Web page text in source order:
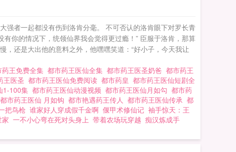
强者一起都没有伤到洛肯分毫。 不可否认的洛肯眼下对罗长青
你的情况下，统领仙界我会觉得更过瘾！” 臣服于洛肯，那算
，还是大出他的意料之外，他嘿嘿笑道：“好小子，今天我让
药王免费全集 都市药王医仙全集 都市药王医圣奶爸 都市药王
王医圣 都市药王医仙免费阅读 都市药皇 都市药王医仙短剧全
1-100集 都市药王医仙动漫视频 都市药王医仙月如勾 都市药
都市药王医仙 月如钩 都市艳遇药王传人 都市药王医仙传承 都
把鸟枪 谁家好人穿成假千金啊 偃甲术修仙记 袖手惊天：王
家 一不小心弯在死对头身上 带着农场玩穿越 痴汉炼成手